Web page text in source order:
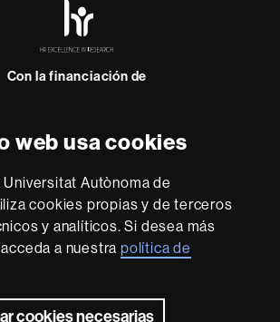
web usa cookies
Universitat Autònoma de
cookies propias y de terceros
y analíticos. Si desea más
a nuestrapolítica de
cookies necesarias
-
Con la financiación de
Protección de datos Sobre el
web Mapa del web UAB
líder que imparte una docencia
multidisciplinaria y flexible,
de la sociedad y adaptada a